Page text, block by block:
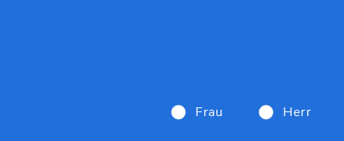
Frau Herr